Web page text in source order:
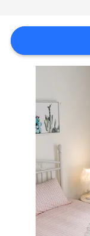
CITA
SITIO
PRIVACY
POLICY